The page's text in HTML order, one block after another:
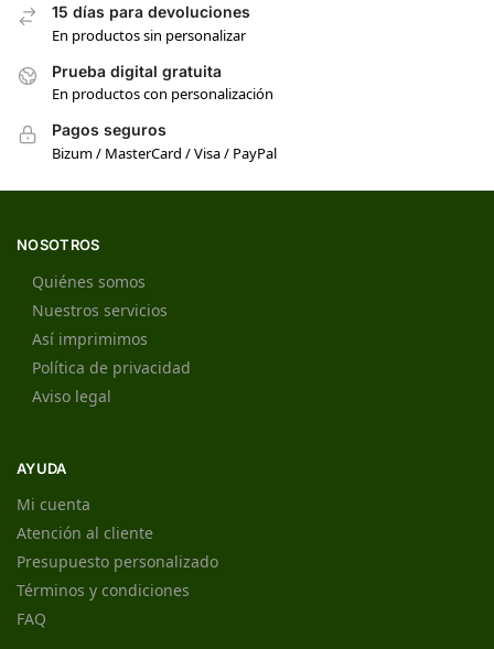
15 días para devoluciones
En productos sin personalizar
Prueba digital gratuita
En productos con personalización
Pagos seguros
Bizum / MasterCard / Visa / PayPal
NOSOTROS
Quiénes somos
Nuestros servicios
Así imprimimos
Política de privacidad
Aviso legal
AYUDA
Mi cuenta
Atención al cliente
Presupuesto personalizado
Términos y condiciones
FAQ